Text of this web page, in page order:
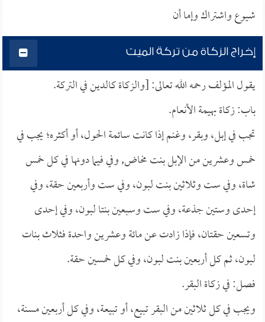
شيوع واشتراك وإما أن
إخراج الزكاة من تركة الميت
يقول المؤلف رحمه الله تعالى: [والزكاة كالدين في التركة.
باب: زكاة بهيمة الأنعام.
تجب في إبل، وبقر، وغنم إذا كانت سائمة الحول، أو أكثره؛ يجب في
خمس وعشرين من الإبل بنت مخاض, وفي فيما دونها في كل خمس
شاة، وفي ست وثلاثين بنت لبون، وفي ست وأربعين حقة، وفي
إحدى وستين جذعة، وفي ست وسبعين بنتا لبون، وفي إحدى
وتسعين حقتان، فإذا زادت عن مائة وعشرين واحدة فثلاث بنات
لبون، ثم كل أربعين بنت لبون، وفي كل خمسين حقة.
فصل: في زكاة البقر.
ويجب في كل ثلاثين من البقر تبيع، أو تبيعة، وفي كل أربعين مسنة،